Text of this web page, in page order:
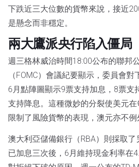
下跌近三大位數的貨幣來說，接近
是懸念而非穩定。
兩大鷹派央行陷入僵局
週三格林威治時間18:00公布的聯邦
（FOMC）會議紀要顯示，委員會對
6月點陣圖顯示9票支持加息，8票支
支持降息。這種微妙的分裂使美元在
限制了風險貨幣的表現，澳元亦不例
澳大利亞儲備銀行（RBA）則採取
已加息三次後，6月維持現金利率在